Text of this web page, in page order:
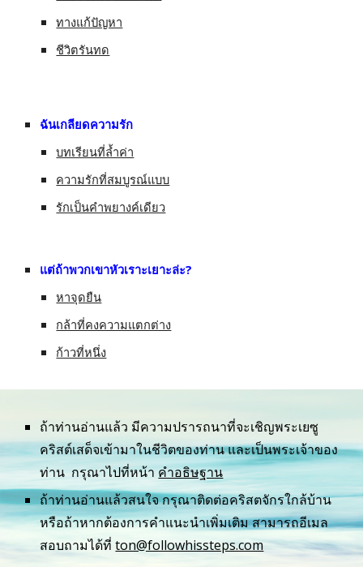
ทางแก้ปัญหา
ชีวิตรันทด
ฉันเกลียดความรัก
บทเรียนที่ล้ำค่า
ความรักที่สมบูรณ์แบบ
รักเป็นคำพยางค์เดียว
แต่ถ้าพวกเขาหัวเราะเยาะล่ะ?
หาจุดยืน
กล้าที่คงความแตกต่าง
ก้าวที่หนึ่ง
ถ้าท่านอ่านแล้ว มีความปรารถนาที่จะเชิญพระเยซู
คริสต์เสด็จเข้ามาในชีวิตของท่าน และเป็นพระเจ้าของ
ท่าน  กรุณาไปที่หน้า คำอธิษฐาน
ถ้าท่านอ่านแล้วสนใจ กรุณาติดต่อคริสตจักรใกล้บ้าน
หรือถ้าหากต้องการคำแนะนำเพิ่มเติม สามารถอีเมล
สอบถามได้ที่ ton@followhissteps.com